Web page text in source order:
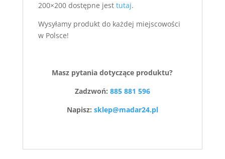
200×200 dostępne jest tutaj.
Wysyłamy produkt do każdej miejscowości
w Polsce!
Masz pytania dotyczące produktu?
Zadzwoń: 885 881 596
Napisz: sklep@madar24.pl